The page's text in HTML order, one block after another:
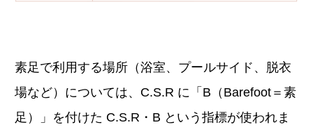
素足で利用する場所（浴室、プールサイド、脱衣
場など）については、C.S.R に「B（Barefoot＝素
足）」を付けた C.S.R・B という指標が使われま